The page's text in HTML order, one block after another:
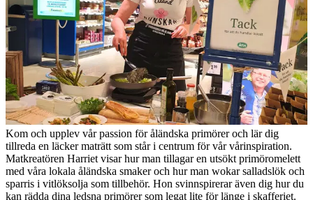
Kom och upplev vår passion för åländska primörer och lär dig
tillreda en läcker maträtt som står i centrum för vår vårinspiration.
Matkreatören Harriet visar hur man tillagar en utsökt primöromelett
med våra lokala åländska smaker och hur man wokar salladslök och
sparris i vitlöksolja som tillbehör. Hon svinnspirerar även dig hur du
kan rädda dina ledsna primörer som legat lite för länge i skafferiet.